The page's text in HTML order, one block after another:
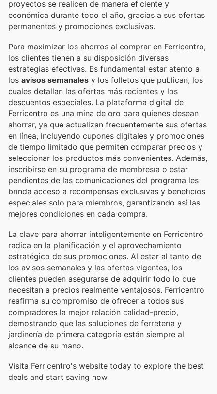
proyectos se realicen de manera eficiente y
económica durante todo el año, gracias a sus ofertas
permanentes y promociones exclusivas.
Para maximizar los ahorros al comprar en Ferricentro,
los clientes tienen a su disposición diversas
estrategias efectivas. Es fundamental estar atento a
los avisos semanales y los folletos que publican, los
cuales detallan las ofertas más recientes y los
descuentos especiales. La plataforma digital de
Ferricentro es una mina de oro para quienes desean
ahorrar, ya que actualizan frecuentemente sus ofertas
en línea, incluyendo cupones digitales y promociones
de tiempo limitado que permiten comparar precios y
seleccionar los productos más convenientes. Además,
inscribirse en su programa de membresía o estar
pendientes de las comunicaciones del programa les
brinda acceso a recompensas exclusivas y beneficios
especiales solo para miembros, garantizando así las
mejores condiciones en cada compra.
La clave para ahorrar inteligentemente en Ferricentro
radica en la planificación y el aprovechamiento
estratégico de sus promociones. Al estar al tanto de
los avisos semanales y las ofertas vigentes, los
clientes pueden asegurarse de adquirir todo lo que
necesitan a precios realmente ventajosos. Ferricentro
reafirma su compromiso de ofrecer a todos sus
compradores la mejor relación calidad-precio,
demostrando que las soluciones de ferretería y
jardinería de primera categoría están siempre al
alcance de su mano.
Visita Ferricentro's website today to explore the best
deals and start saving now.